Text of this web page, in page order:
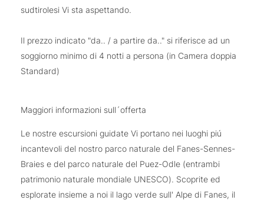
sudtirolesi Vi sta aspettando.
Il prezzo indicato "da.. / a partire da.." si riferisce ad un
soggiorno minimo di 4 notti a persona (in Camera doppia
Standard)
Maggiori informazioni sull´offerta
Le nostre escursioni guidate Vi portano nei luoghi piú
incantevoli del nostro parco naturale del Fanes-Sennes-
Braies e del parco naturale del Puez-Odle (entrambi
patrimonio naturale mondiale UNESCO). Scoprite ed
esplorate insieme a noi il lago verde sull' Alpe di Fanes, il